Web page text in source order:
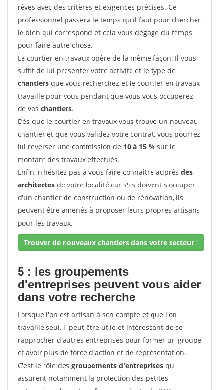
rêves avec des critères et exigences précises. Ce
professionnel passera le temps qu'il faut pour chercher
le bien qui correspond et cela vous dégage du temps
pour faire autre chose.
Le courtier en travaux opère de la même façon. Il vous
suffit de lui présenter votre activité et le type de
chantiers que vous recherchez et le courtier en travaux
travaille pour vous pendant que vous vous occuperez
de vos chantiers.
Dès que le courtier en travaux vous trouve un nouveau
chantier et que vous validez votre contrat, vous pourrez
lui reverser une commission de 10 à 15 % sur le
montant des travaux effectués.
Enfin, n'hésitez pas à vous faire connaître auprès des
architectes de votre localité car s'ils doivent s'occuper
d'un chantier de construction ou de rénovation, ils
peuvent être amenés à proposer leurs propres artisans
pour les travaux.
Trouver de nouveaux chantiers dans votre secteur !
5 : les groupements
d'entreprises peuvent vous aider
dans votre recherche
Lorsque l'on est artisan à son compte et que l'on
travaille seul, il peut être utile et intéressant de se
rapprocher d'autres entreprises pour former un groupe
et avoir plus de force d'action et de représentation.
C'est le rôle des groupements d'entreprises qui
assurent notamment la protection des petites